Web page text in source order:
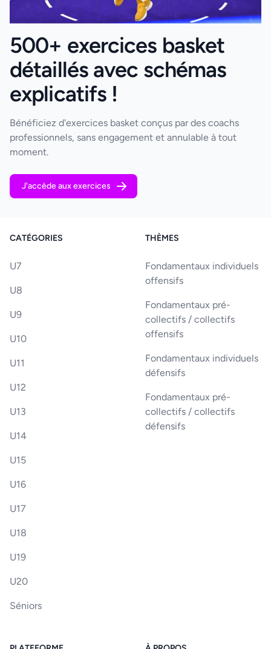
500+ exercices basket
détaillés avec schémas
explicatifs !
Bénéficiez d'exercices basket conçus par des coachs
professionnels, sans engagement et annulable à tout
moment.
J'accède aux exercices
CATÉGORIES
U7
U8
U9
U10
U11
U12
U13
U14
U15
U16
U17
U18
U19
U20
Séniors
THÈMES
Fondamentaux individuels
offensifs
Fondamentaux pré-
collectifs / collectifs
offensifs
Fondamentaux individuels
défensifs
Fondamentaux pré-
collectifs / collectifs
défensifs